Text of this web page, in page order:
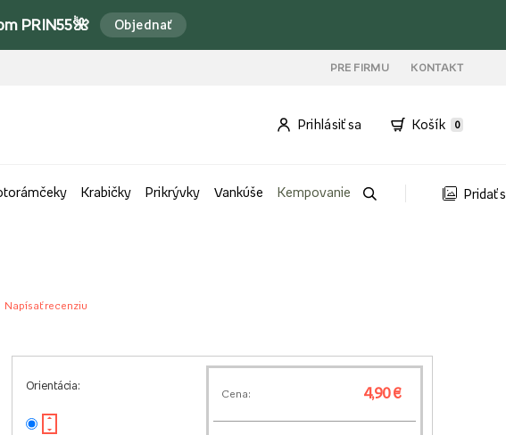
PRIN55🌺 Objednať
PRE FIRMU KONTAKT
Prihlásiť sa Košík 0
Krabičky Prikrývky Vankúše Kempovanie Pridať
Napísať recenziu
Orientácia:
Cena: 4,90 €